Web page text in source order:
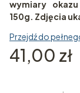
wymiary
150g. Zdjęcia
Przejdź do
Cena
41,00 zł